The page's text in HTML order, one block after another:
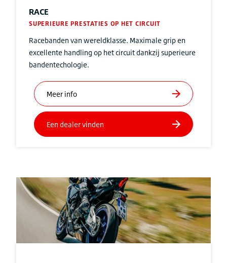
RACE
SUPERIEURE PRESTATIES OP HET CIRCUIT
Racebanden van wereldklasse. Maximale grip en
excellente handling op het circuit dankzij superieure
bandentechologie.